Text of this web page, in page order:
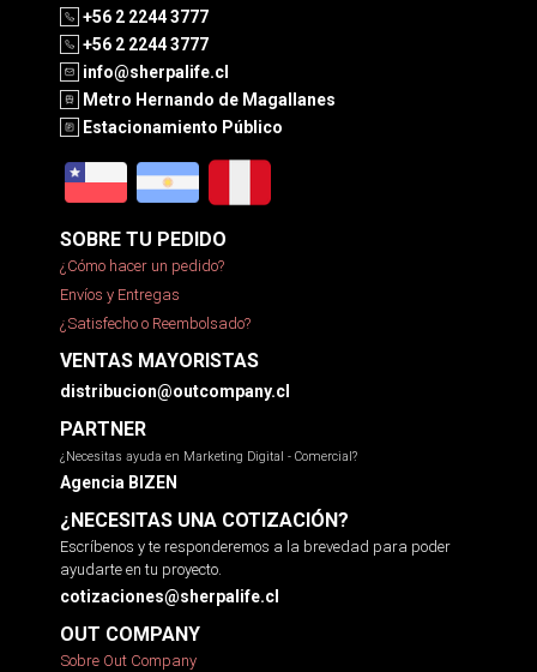
+56 2 2244 3777
+56 2 2244 3777
info@sherpalife.cl
Metro Hernando de Magallanes
Estacionamiento Público
SOBRE TU PEDIDO
¿Cómo hacer un pedido?
Envíos y Entregas
¿Satisfecho o Reembolsado?
VENTAS MAYORISTAS
distribucion@outcompany.cl
PARTNER
¿Necesitas ayuda en Marketing Digital - Comercial?
Agencia BIZEN
¿NECESITAS UNA COTIZACIÓN?
Escríbenos y te responderemos a la brevedad para poder
ayudarte en tu proyecto.
cotizaciones@sherpalife.cl
OUT COMPANY
Sobre Out Company